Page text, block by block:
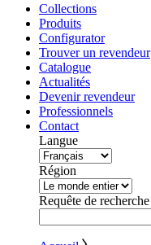
Collections
Produits
Configurator
Trouver un revendeur
Catalogue
Actualités
Devenir revendeur
Professionnels
Contact
Langue
Région
Requête de recherche